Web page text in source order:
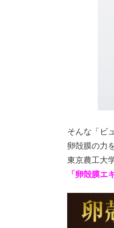
そんな「ビ
卵殻膜の力
東京農工大
「卵殻膜エ